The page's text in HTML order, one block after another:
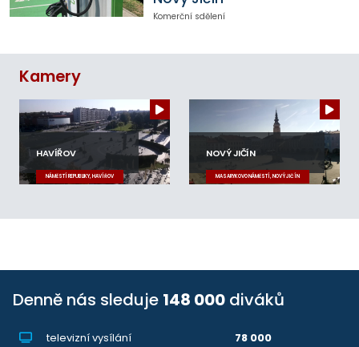
Komerční sdělení
Kamery
HAVÍŘOV
NÁMĚSTÍ REPUBLIKY, HAVÍŘOV
NOVÝ JIČÍN
MASARYKOVO NÁMĚSTÍ, NOVÝ JIČÍN
Denně nás sleduje 148 000 diváků
televizní vysílání
78 000